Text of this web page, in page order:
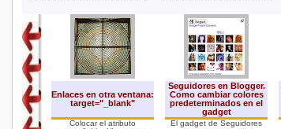
Enlaces en otra ventana:
target="_blank"
Colocar el atributo
Seguidores en Blogger.
Como cambiar colores
predeterminados en el
gadget
El gadget de Seguidores